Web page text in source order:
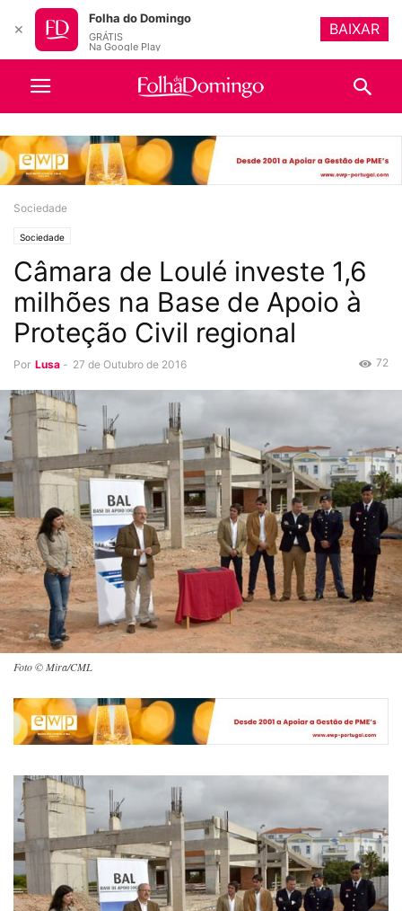
Sociedade
Sociedade
Câmara de Loulé investe 1,6
milhões na Base de Apoio à
Proteção Civil regional
Por Lusa - 27 de Outubro de 2016 72
Foto © Mira/CML
✕
Folha do Domingo
GRÁTIS
Na Google Play
BAIXAR